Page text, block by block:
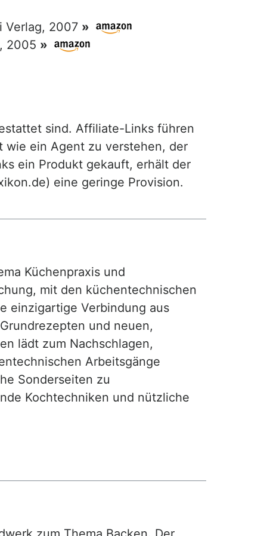
Verlag, 2007 »
2005 »
sind. Affiliate-Links führen
wie ein Agent zu verstehen, der
ein Produkt gekauft, erhält der
eine geringe Provision.
Küchenpraxis und
mit den küchentechnischen
einzigartige Verbindung aus
und neuen,
lädt zum Nachschlagen,
Arbeitsgänge
Sonderseiten zu
Kochtechniken und nützliche